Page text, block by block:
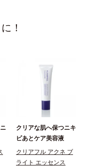
！
クリアな肌へ保つニキ
ビあとケア美容液
クリアフル アクネ ブ
ライト エッセンス